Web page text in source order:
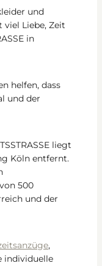
und
Liebe, Zeit
in
helfen, dass
und der
liegt
Köln entfernt.
500
und der
,
individuelle